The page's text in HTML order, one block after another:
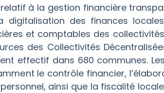
à la gestion financière
des finances
et comptables des collectivités
des Collectivités
effectif dans 680 communes.
le contrôle financier,
ainsi que la fiscalité